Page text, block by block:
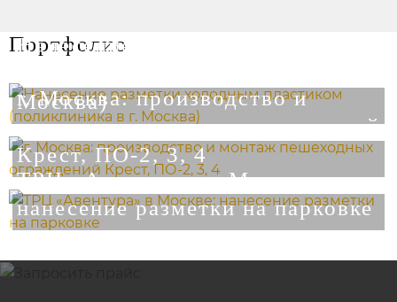
Портфолио
Нанесение разметки холодным
Москва)
г. Москва: производство и
монтаж пешеходных ограждений
Крест, ПО-2, 3, 4
ТРЦ «Авентура» в Москве:
нанесение разметки на парковке